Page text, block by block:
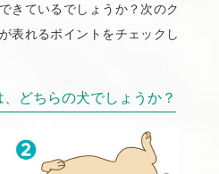
きているでしょうか？次のク
表れるポイントをチェックし
どちらの犬でしょうか？